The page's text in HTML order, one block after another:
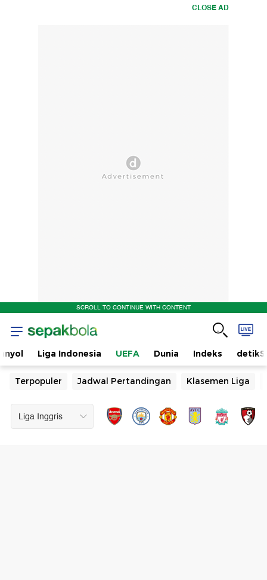
CLOSE AD
SCROLL TO CONTINUE WITH CONTENT
Liga Indonesia UEFA Dunia Indeks
Terpopuler Jadwal Pertandingan Klasemen Liga